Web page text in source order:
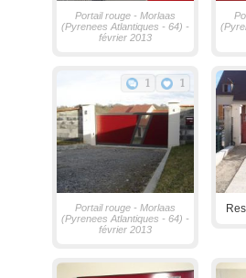
Portail rouge - Morlaas
(Pyrenees Atlantiques - 64) -
février 2013
1 1
Portail rouge - Morlaas
(Pyrenees Atlantiques - 64) -
février 2013